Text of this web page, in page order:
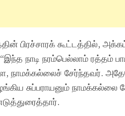
பிரச்சாரக் கூட்டத்தில்,
நாடி நரம்பெல்லாம் ரத்தம்
நாமக்கல்லைச் சேர்ந்தவர்.
சுப்பராயனும் நாமக்கல்லை